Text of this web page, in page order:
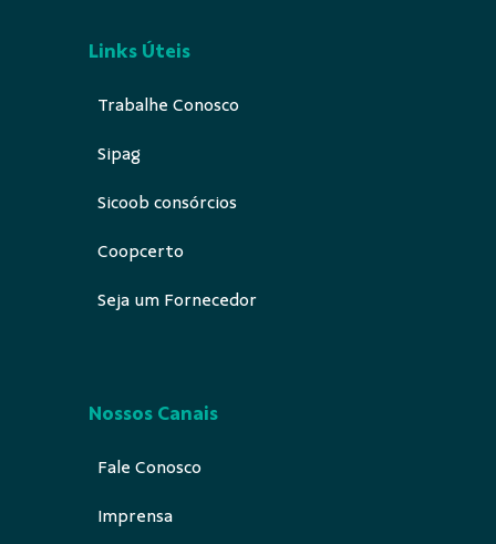
Links Úteis
Trabalhe Conosco
Sipag
Sicoob consórcios
Coopcerto
Seja um Fornecedor
Nossos Canais
Fale Conosco
Imprensa